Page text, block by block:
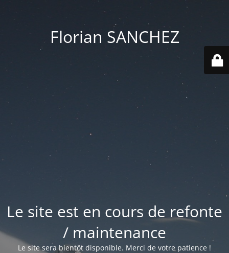
Florian SANCHEZ
Le site est en cours de refonte
/ maintenance
Le site sera bientôt disponible. Merci de votre patience !